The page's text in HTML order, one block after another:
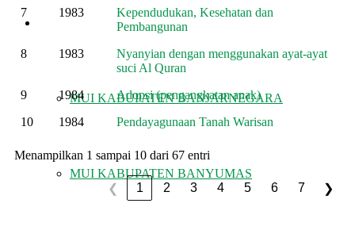
MUI KABUPATEN/KOTA
MUI KABUPATEN BANJARNEGARA
MUI KABUPATEN BANYUMAS
7
1983
Kependudukan, Kesehatan dan
Pembangunan
8
1983
Nyanyian dengan menggunakan ayat-ayat
suci Al Quran
9
1984
Adopsi (pengangkatan anak)
10
1984 Pendayagunaan Tanah Warisan
Menampilkan 1 sampai 10 dari 67 entri
❮ 1 2 3 4 5 6 7 ❯